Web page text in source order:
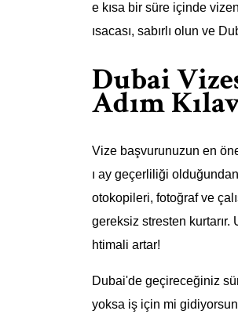
e kısa bir süre içinde
ısacası, sabırlı olun ve
Dubai
Adım
Vize başvurunuzun en
ı ay geçerliliği
otokopileri, fotoğraf ve
gereksiz stresten
htimali artar!
Dubai'de geçireceğiniz
yoksa iş için mi